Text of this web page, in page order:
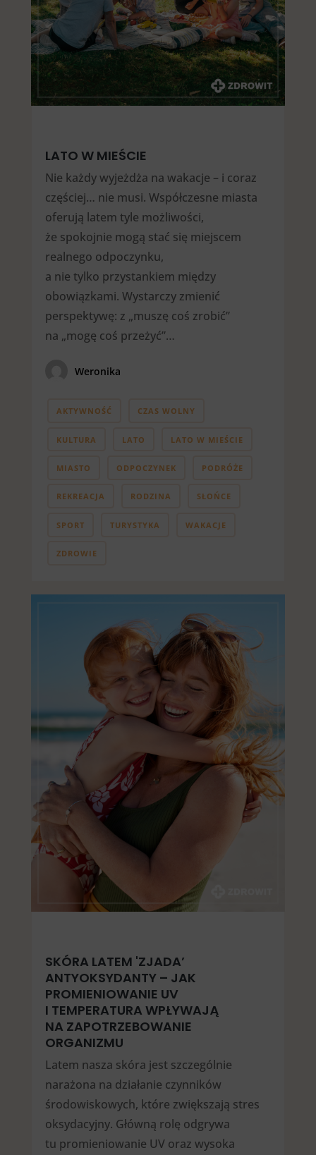
LATO W MIEŚCIE
Nie każdy wyjeżdża na wakacje – i coraz
częściej… nie musi. Współczesne miasta
oferują latem tyle możliwości,
że spokojnie mogą stać się miejscem
realnego odpoczynku,
a nie tylko przystankiem między
obowiązkami. Wystarczy zmienić
perspektywę: z „muszę coś zrobić”
na „mogę coś przeżyć”…
Weronika
AKTYWNOŚĆ CZAS WOLNY
KULTURA LATO LATO W MIEŚCIE
MIASTO ODPOCZYNEK PODRÓŻE
REKREACJA RODZINA SŁOŃCE
SPORT TURYSTYKA WAKACJE
ZDROWIE
SKÓRA LATEM 'ZJADA’
ANTYOKSYDANTY – JAK
PROMIENIOWANIE UV
I TEMPERATURA WPŁYWAJĄ
NA ZAPOTRZEBOWANIE
ORGANIZMU
Latem nasza skóra jest szczególnie
narażona na działanie czynników
środowiskowych, które zwiększają stres
oksydacyjny. Główną rolę odgrywa
tu promieniowanie UV oraz wysoka